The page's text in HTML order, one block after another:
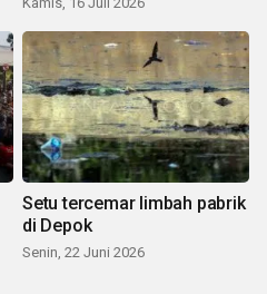
Setu tercemar limbah pabrik
di Depok
Senin, 22 Juni 2026